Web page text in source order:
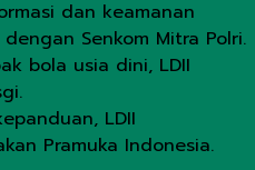
dan keamanan
Senkom Mitra Polri.
bola usia dini, LDII
LDII
Pramuka Indonesia.